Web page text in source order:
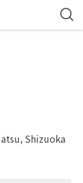
Shizuoka